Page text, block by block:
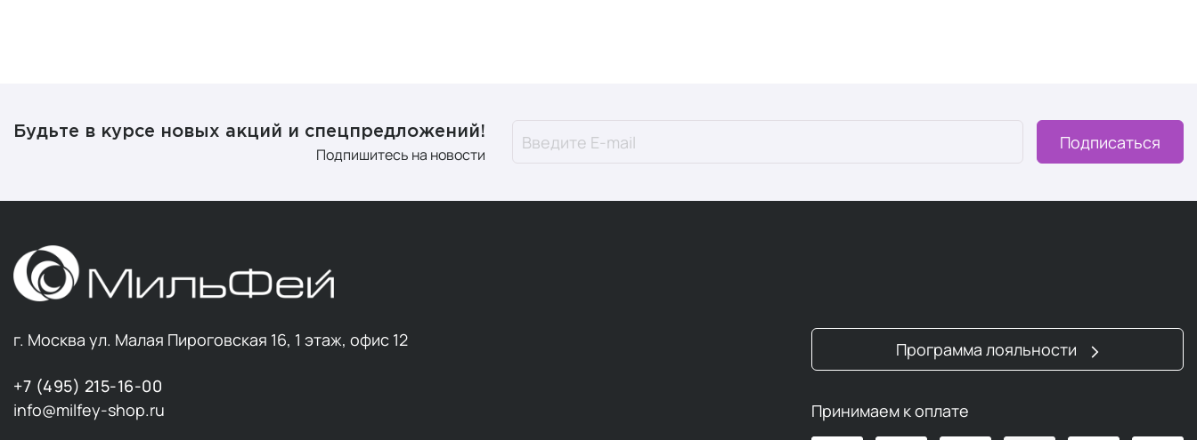
Будьте в курсе новых акций и спецпредложений!
Подпишитесь на новости
Подписаться
г. Москва ул. Малая Пироговская 16, 1 этаж, офис 12
+7 (495) 215-16-00
info@milfey-shop.ru
Программа лояльности
Принимаем к оплате